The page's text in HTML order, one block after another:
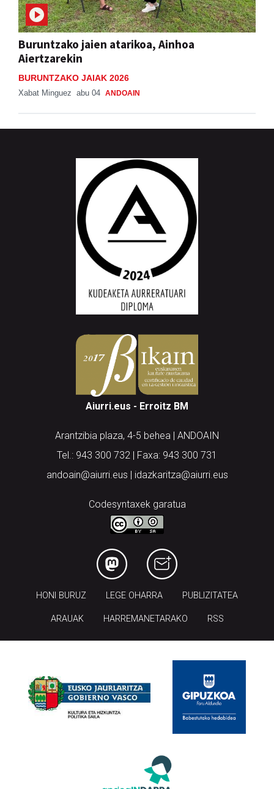
Buruntzako jaien atarikoa, Ainhoa
Aiertzarekin
BURUNTZAKO JAIAK 2026
Xabat Minguez abu 04 ANDOAIN
Aiurri.eus - Erroitz BM
Arantzibia plaza, 4-5 behea | ANDOAIN
Tel.: 943 300 732 | Faxa: 943 300 731
andoain@aiurri.eus | idazkaritza@aiurri.eus
Codesyntaxek garatua
HONI BURUZ LEGE OHARRA PUBLIZITATEA
ARAUAK HARREMANETARAKO RSS